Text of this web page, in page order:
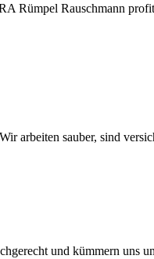
Rümpel Rauschmann
arbeiten sauber, sind
und kümmern uns